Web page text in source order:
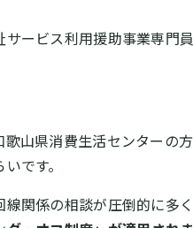
ービス利用援助事業専門
山県消費生活センターの
です。
関係の相談が圧倒的に多く